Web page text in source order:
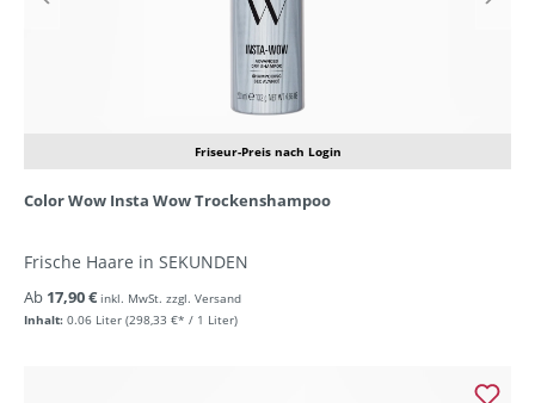
Friseur-Preis nach Login
Color Wow Insta Wow Trockenshampoo
Frische Haare in SEKUNDEN
Inhalt: 0.06 Liter (298,33 €* / 1 Liter)
Ab 17,90 € inkl. MwSt. zzgl. Versand